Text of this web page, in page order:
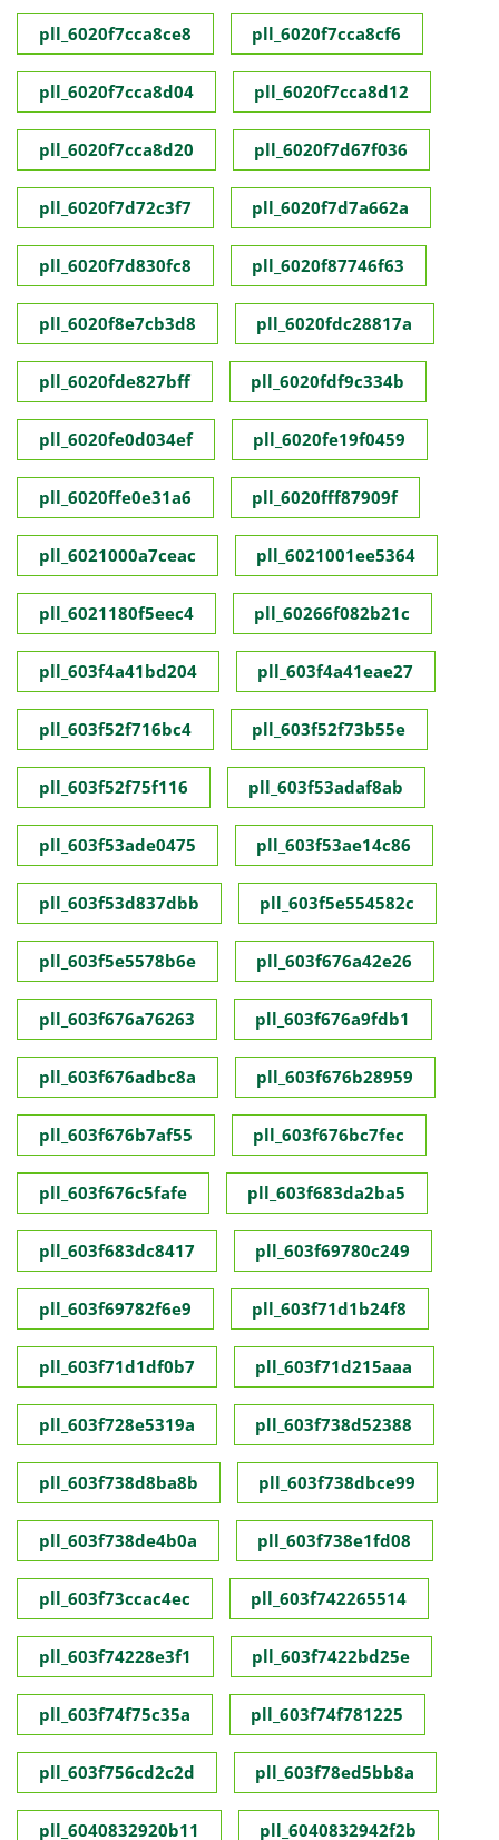
pll_6020f7cca8ce8 pll_6020f7cca8cf6
pll_6020f7cca8d04 pll_6020f7cca8d12
pll_6020f7cca8d20 pll_6020f7d67f036
pll_6020f7d72c3f7 pll_6020f7d7a662a
pll_6020f7d830fc8 pll_6020f87746f63
pll_6020f8e7cb3d8 pll_6020fdc28817a
pll_6020fde827bff pll_6020fdf9c334b
pll_6020fe0d034ef pll_6020fe19f0459
pll_6020ffe0e31a6 pll_6020fff87909f
pll_6021000a7ceac pll_6021001ee5364
pll_6021180f5eec4 pll_60266f082b21c
pll_603f4a41bd204 pll_603f4a41eae27
pll_603f52f716bc4 pll_603f52f73b55e
pll_603f52f75f116 pll_603f53adaf8ab
pll_603f53ade0475 pll_603f53ae14c86
pll_603f53d837dbb pll_603f5e554582c
pll_603f5e5578b6e pll_603f676a42e26
pll_603f676a76263 pll_603f676a9fdb1
pll_603f676adbc8a pll_603f676b28959
pll_603f676b7af55 pll_603f676bc7fec
pll_603f676c5fafe pll_603f683da2ba5
pll_603f683dc8417 pll_603f69780c249
pll_603f69782f6e9 pll_603f71d1b24f8
pll_603f71d1df0b7 pll_603f71d215aaa
pll_603f728e5319a pll_603f738d52388
pll_603f738d8ba8b pll_603f738dbce99
pll_603f738de4b0a pll_603f738e1fd08
pll_603f73ccac4ec pll_603f742265514
pll_603f74228e3f1 pll_603f7422bd25e
pll_603f74f75c35a pll_603f74f781225
pll_603f756cd2c2d pll_603f78ed5bb8a
pll_6040832920b11 pll_6040832942f2b